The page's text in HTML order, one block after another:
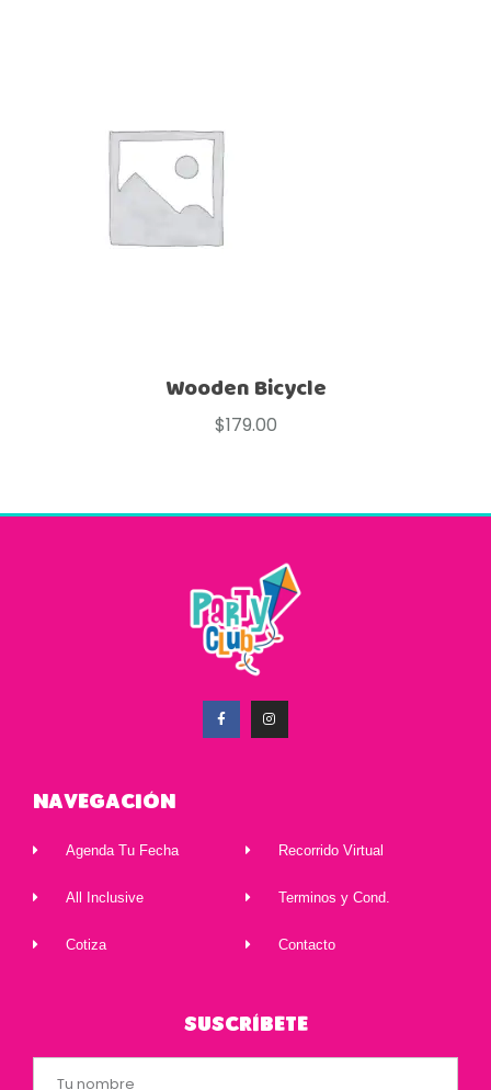
Wooden Bicycle
$179.00
Navegación
Agenda Tu Fecha
All Inclusive
Cotiza
Recorrido Virtual
Terminos y Cond.
Contacto
Suscríbete